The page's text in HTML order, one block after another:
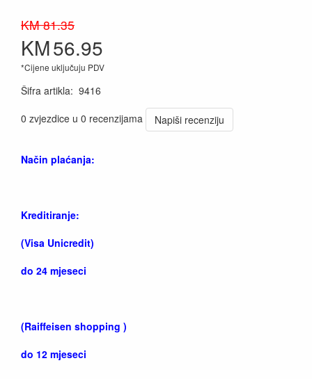
KM 81.35
KM56.95
*Cijene uključuju PDV
Šifra artikla: 9416
0 zvjezdice u 0 recenzijama
Napiši recenziju
Način plaćanja:
Kreditiranje:
(Visa Unicredit)
do 24 mjeseci
(Raiffeisen shopping )
do 12 mjeseci